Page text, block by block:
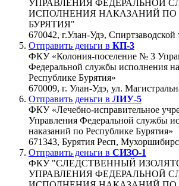
УПРАВЛЕНИЯ ФЕДЕРАЛЬНОЙ
ИСПОЛНЕНИЯ НАКАЗАНИЙ ПО
БУРЯТИЯ"
670042, г.Улан-Удэ, Спиртзаводской
Отправить деньги в КП-3
ФКУ «Колония-поселение № 3
Федеральной службы исполнения
Республике Бурятия»
670009, г. Улан-Удэ, ул.
Отправить деньги в ЛИУ-5
ФКУ «Лечебно-исправительное
Управления Федеральной службы
наказаний по Республике Бурятия»
671343, Бурятия Респ,
Отправить деньги в СИЗО-1
ФКУ "СЛЕДСТВЕННЫЙ
УПРАВЛЕНИЯ ФЕДЕРАЛЬНОЙ